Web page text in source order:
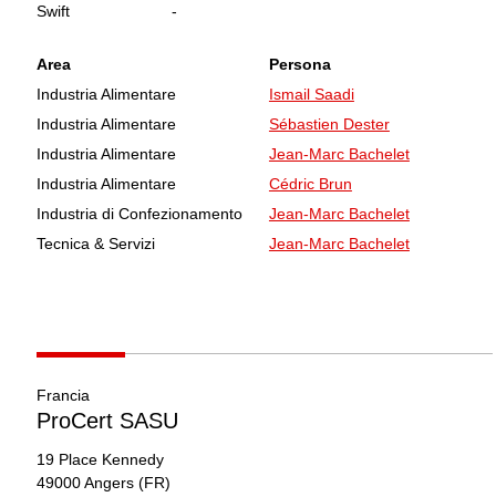
Swift
-
Area
Persona
Industria Alimentare
Ismail Saadi
Industria Alimentare
Sébastien Dester
Industria Alimentare
Jean-Marc Bachelet
Industria Alimentare
Cédric Brun
Industria di Confezionamento
Jean-Marc Bachelet
Tecnica & Servizi
Jean-Marc Bachelet
Francia
ProCert SASU
19 Place Kennedy
49000Angers (FR)